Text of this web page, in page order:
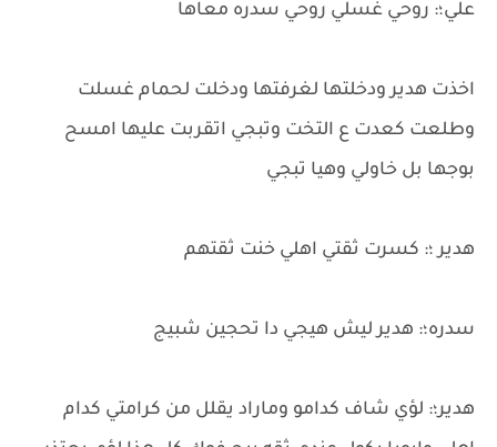
علي؛: روحي غسلي روحي سدره معاها
اخذت هدير ودخلتها لغرفتها ودخلت لحمام غسلت
وطلعت كعدت ع التخت وتبجي اتقربت عليها امسح
بوجها بل خاولي وهيا تبجي
هدير ؛: كسرت ثقتي اهلي خنت ثقتهم
سدره؛: هدير ليش هيجي دا تحجين شبيج
هدير؛: لؤي شاف كدامو وماراد يقلل من كرامتي كدام